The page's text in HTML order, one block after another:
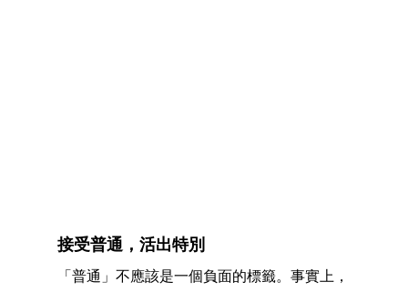
接受普通，活出特別
「普通」不應該是一個負面的標籤。事實上，